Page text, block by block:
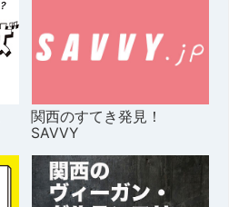
関西のすてき発見！
SAVVY